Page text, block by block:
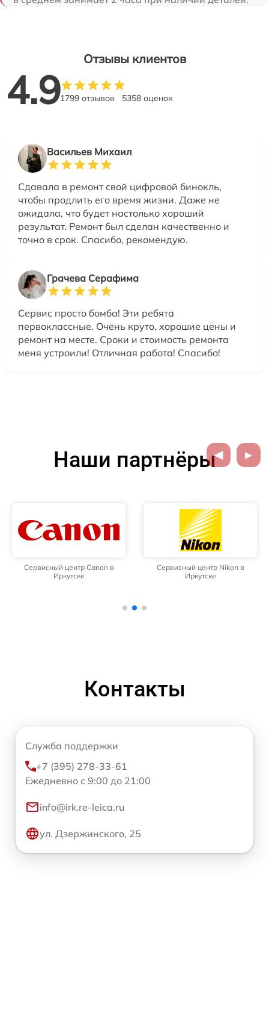
Отзывы клиентов
4.91799 отзывов 5358 оценок
Васильев Михаил
Сдавала в ремонт свой цифровой бинокль,
чтобы продлить его время жизни. Даже не
ожидала, что будет настолько хороший
результат. Ремонт был сделан качественно и
точно в срок. Спасибо, рекомендую.
Грачева Серафима
Сервис просто бомба! Эти ребята
первоклассные. Очень круто, хорошие цены и
ремонт на месте. Сроки и стоимость ремонта
меня устроили! Отличная работа! Спасибо!
Наши партнёры
Сервисный центр Canon в
Иркутске
Сервисный центр Nikon в
Иркутске
Контакты
Служба поддержки
+7 (395) 278-33-61
Ежедневно с 9:00 до 21:00
info@irk.re-leica.ru
ул. Дзержинского, 25